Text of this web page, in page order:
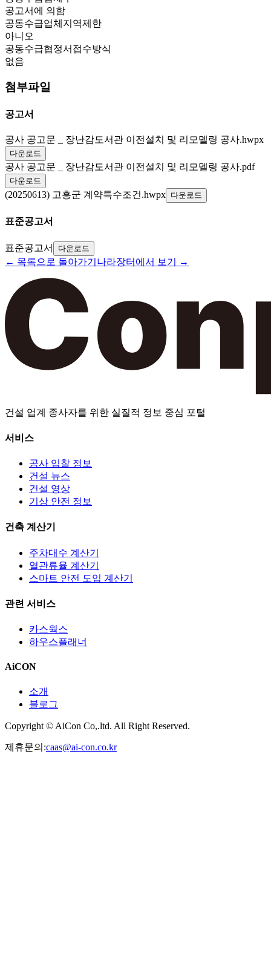
공고서에 의함
공동수급업체지역제한
아니오
공동수급협정서접수방식
없음
첨부파일
공고서
공사 공고문 _ 장난감도서관 이전설치 및 리모델링 공사.hwpx
다운로드
공사 공고문 _ 장난감도서관 이전설치 및 리모델링 공사.pdf
다운로드
(20250613) 고흥군 계약특수조건.hwpx 다운로드
표준공고서
표준공고서 다운로드
← 목록으로 돌아가기 나라장터에서 보기 →
건설 업계 종사자를 위한 실질적 정보 중심 포털
서비스
공사 입찰 정보
건설 뉴스
건설 영상
기상 안전 정보
건축 계산기
주차대수 계산기
열관류율 계산기
스마트 안전 도입 계산기
관련 서비스
카스웍스
하우스플래너
AiCON
소개
블로그
Copyright © AiCon Co,.ltd. All Right Reserved.
제휴문의:caas@ai-con.co.kr